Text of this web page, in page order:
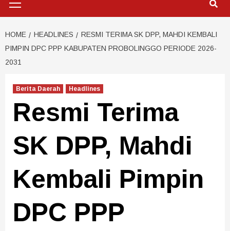
HOME HEADLINES
RESMI TERIMA SK DPP, MAHDI KEMBALI
PIMPIN DPC PPP KABUPATEN PROBOLINGGO PERIODE 2026-
2031
Berita Daerah Headlines
Resmi Terima
SK DPP, Mahdi
Kembali Pimpin
DPC PPP